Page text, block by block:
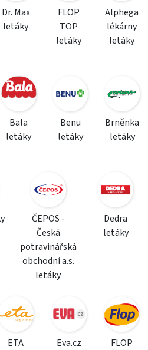
Dr. Max
letáky
FLOP
TOP
letáky
Alphega
lékárny
letáky
Bala
letáky
Benu
letáky
Brněnka
letáky
ČEPOS -
Česká
potravinářská
obchodní a.s.
letáky
Dedra
letáky
ETA
Eva.cz
FLOP